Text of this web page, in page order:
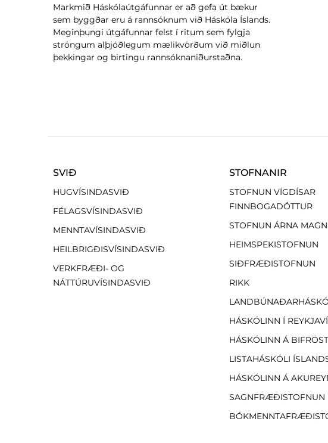
Markmið Háskólaútgáfunnar er að gefa út bækur
sem byggðar eru á rannsóknum við Háskóla Íslands.
Meginþungi útgáfunnar felst í ritum sem fylgja
ströngum alþjóðlegum mælikvörðum við miðlun
þekkingar og birtingu rannsóknaniðurstaðna.
SVIÐ
HUGVÍSINDASVIÐ
FÉLAGSVÍSINDASVIÐ
MENNTAVÍSINDASVIÐ
HEILBRIGÐISVÍSINDASVIÐ
VERKFRÆÐI- OG
NÁTTÚRUVÍSINDASVIÐ
STOFNANIR
STOFNUN VÍGDÍSAR
FINNBOGADÓTTUR
STOFNUN ÁRNA
HEIMSPEKISTOFNUN
SIÐFRÆÐISTOFNUN
RIKK
HÁSKÓLINN Í
HÁSKÓLINN Á BIFRÖST
LISTAHÁSKÓLI
HÁSKÓLINN Á
SAGNFRÆÐISTOFNUN